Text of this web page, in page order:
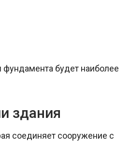
будет наиболее
здания
соединяет сооружение с